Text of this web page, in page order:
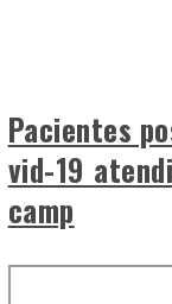
Pacientes
vid-19
camp